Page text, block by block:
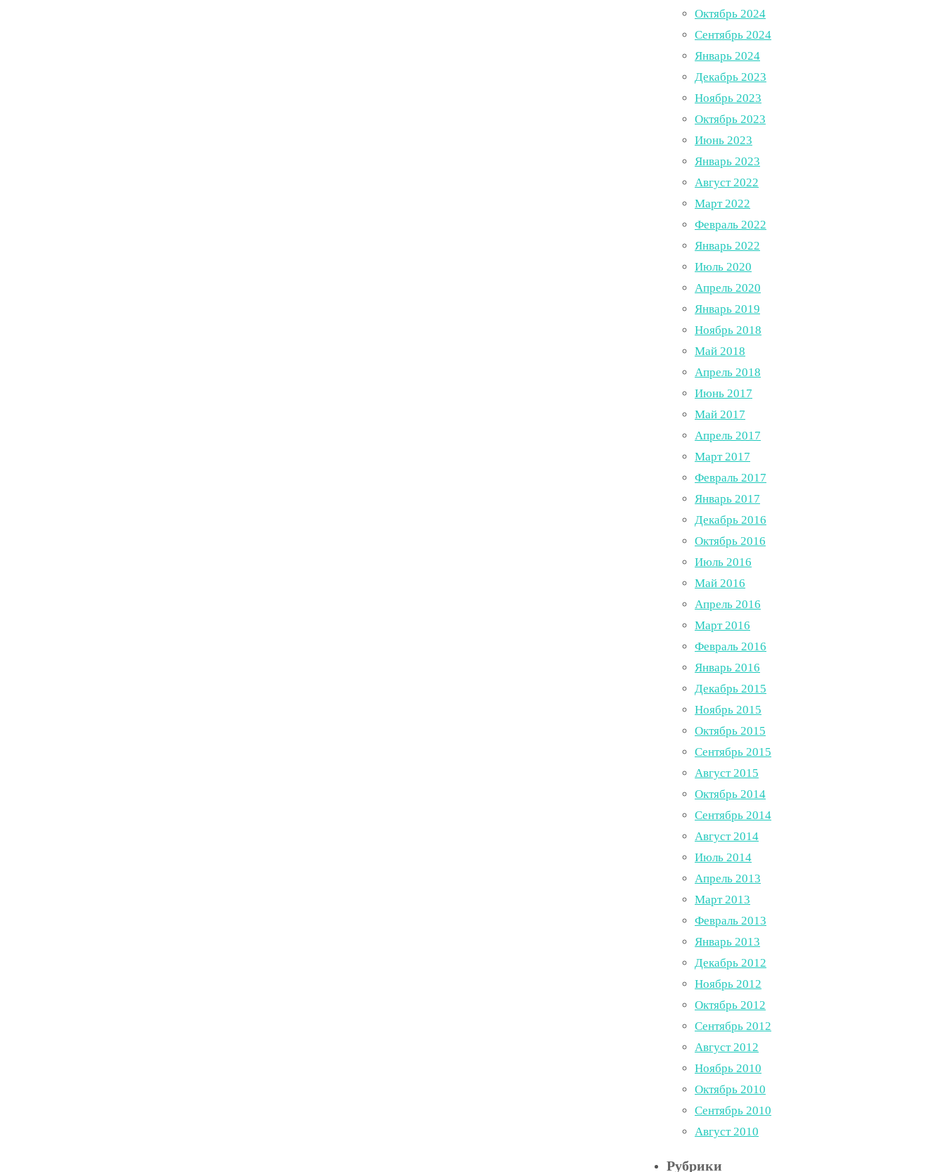
Октябрь 2024
Сентябрь 2024
Январь 2024
Декабрь 2023
Ноябрь 2023
Октябрь 2023
Июнь 2023
Январь 2023
Август 2022
Март 2022
Февраль 2022
Январь 2022
Июль 2020
Апрель 2020
Январь 2019
Ноябрь 2018
Май 2018
Апрель 2018
Июнь 2017
Май 2017
Апрель 2017
Март 2017
Февраль 2017
Январь 2017
Декабрь 2016
Октябрь 2016
Июль 2016
Май 2016
Апрель 2016
Март 2016
Февраль 2016
Январь 2016
Декабрь 2015
Ноябрь 2015
Октябрь 2015
Сентябрь 2015
Август 2015
Октябрь 2014
Сентябрь 2014
Август 2014
Июль 2014
Апрель 2013
Март 2013
Февраль 2013
Январь 2013
Декабрь 2012
Ноябрь 2012
Октябрь 2012
Сентябрь 2012
Август 2012
Ноябрь 2010
Октябрь 2010
Сентябрь 2010
Август 2010
Рубрики